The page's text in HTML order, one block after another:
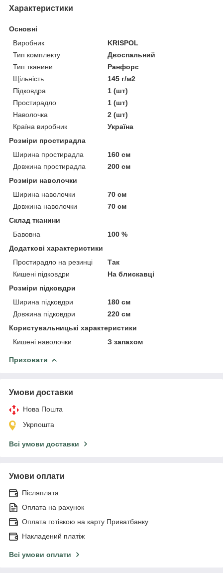
Характеристики
Основні
Виробник
KRISPOL
Тип комплекту
Двоспальний
Тип тканини
Ранфорс
Щільність
145 г/м2
Підковдра
1 (шт)
Простирадло
1 (шт)
Наволочка
2 (шт)
Країна виробник
Україна
Розміри простирадла
Ширина простирадла
160 см
Довжина простирадла
200 см
Розміри наволочки
Ширина наволочки
70 см
Довжина наволочки
70 см
Склад тканини
Бавовна
100 %
Додаткові характеристики
Простирадло на резинці
Так
Кишені підковдри
На блискавці
Розміри підковдри
Ширина підковдри
180 см
Довжина підковдри
220 см
Користувальницькі характеристики
Кишені наволочки
З запахом
Приховати
Умови доставки
Нова Пошта
Укрпошта
Всі умови доставки
Умови оплати
Післяплата
Оплата на рахунок
Оплата готівкою на карту Приватбанку
Накладений платіж
Всі умови оплати